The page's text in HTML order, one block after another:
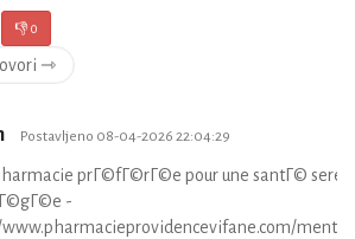
👎0
⇾
Postavljeno 08-04-2026 22:04:29
prГ©fГ©rГ©e pour une santГ©
-